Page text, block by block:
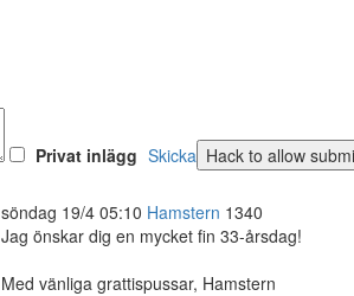
Privat inlägg Skicka
söndag 19/4 05:10 Hamstern 1340
Jag önskar dig en mycket fin 33-årsdag!
Med vänliga grattispussar, Hamstern